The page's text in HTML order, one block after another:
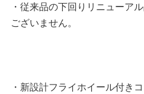
・従来品の下回りリニューア
ございません。
・新設計フライホイール付き